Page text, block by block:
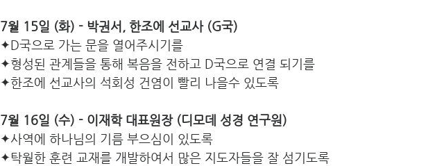
7월 15일 (화) - 박권서, 한조에 선교사 (G국)
✦D국으로 가는 문을 열어주시기를
✦형성된 관계들을 통해 복음을 전하고 D국으로 연결 되기를
✦한조에 선교사의 석회성 건염이 빨리 나을수 있도록
7월 16일 (수) - 이재학 대표원장 (디모데 성경 연구원)
✦사역에 하나님의 기름 부으심이 있도록
✦탁월한 훈련 교재를 개발하여서 많은 지도자들을 잘 섬기도록